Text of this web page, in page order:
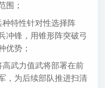
围；
特性针对性选择阵
冲锋，用锥形阵突破弓
优势；
武力值武将部署在前
，为后续部队推进扫清